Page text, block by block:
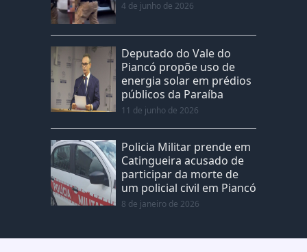
4 de junho de 2026
Deputado do Vale do
Piancó propõe uso de
energia solar em prédios
públicos da Paraíba
11 de junho de 2026
Policia Militar prende em
Catingueira acusado de
participar da morte de
um policial civil em Piancó
8 de janeiro de 2026